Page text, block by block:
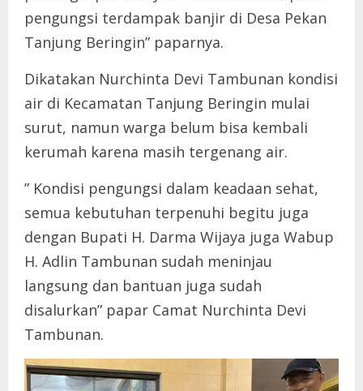
pengungsi terdampak banjir di Desa Pekan
Tanjung Beringin” paparnya.
Dikatakan Nurchinta Devi Tambunan kondisi
air di Kecamatan Tanjung Beringin mulai
surut, namun warga belum bisa kembali
kerumah karena masih tergenang air.
” Kondisi pengungsi dalam keadaan sehat,
semua kebutuhan terpenuhi begitu juga
dengan Bupati H. Darma Wijaya juga Wabup
H. Adlin Tambunan sudah meninjau
langsung dan bantuan juga sudah
disalurkan” papar Camat Nurchinta Devi
Tambunan.